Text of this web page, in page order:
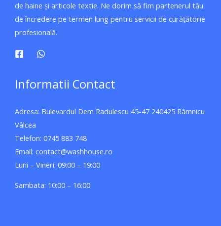
de haine și articole textie. Ne dorim să fim partenerul tău
de încredere pe termen lung pentru servicii de curățătorie
profesională.
Informatii Contact
Adresa: Bulevardul Dem Radulescu 45-47 240425 Râmnicu
Vâlcea
Telefon: 0745 883 748
Email: contact@washhouse.ro
Luni – Vineri: 09:00 – 19:00
Sambata: 10:00 – 16:00